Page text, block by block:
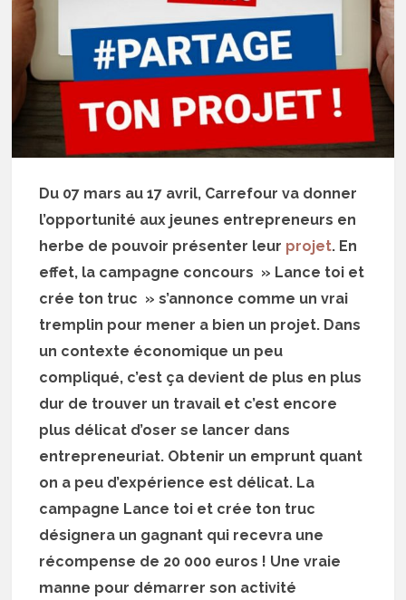
Du 07 mars au 17 avril, Carrefour va donner
l’opportunité aux jeunes entrepreneurs en
herbe de pouvoir présenter leur projet. En
effet, la campagne concours » Lance toi et
crée ton truc » s’annonce comme un vrai
tremplin pour mener a bien un projet. Dans
un contexte économique un peu
compliqué, c’est ça devient de plus en plus
dur de trouver un travail et c’est encore
plus délicat d’oser se lancer dans
entrepreneuriat. Obtenir un emprunt quant
on a peu d’expérience est délicat. La
campagne Lance toi et crée ton truc
désignera un gagnant qui recevra une
récompense de 20 000 euros ! Une vraie
manne pour démarrer son activité